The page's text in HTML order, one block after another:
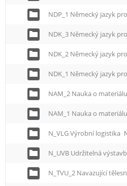
NDP_1 Německý jazyk
NDK_3 Německý jazyk
NDK_2 Německý jazyk
NDK_1 Německý jazyk
NAM_2 Nauka o
NAM_1 Nauka o
N_VLG Výrobní logistika
N_UVB Udržitelná
N_TVU_2 Navazující